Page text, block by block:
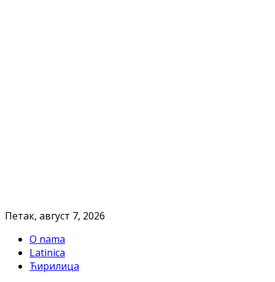
Петак, август 7, 2026
O nama
Latinica
Ћирилица